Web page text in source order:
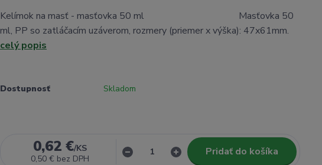
Kelímok na masť - masťovka 50 ml Masťovka 50
ml, PP so zatláčacím uzáverom, rozmery (priemer x výška): 47x61mm.
celý popis
Dostupnosť Skladom
0,62 €/KS
0,50 € bez DPH
Pridať do košíka